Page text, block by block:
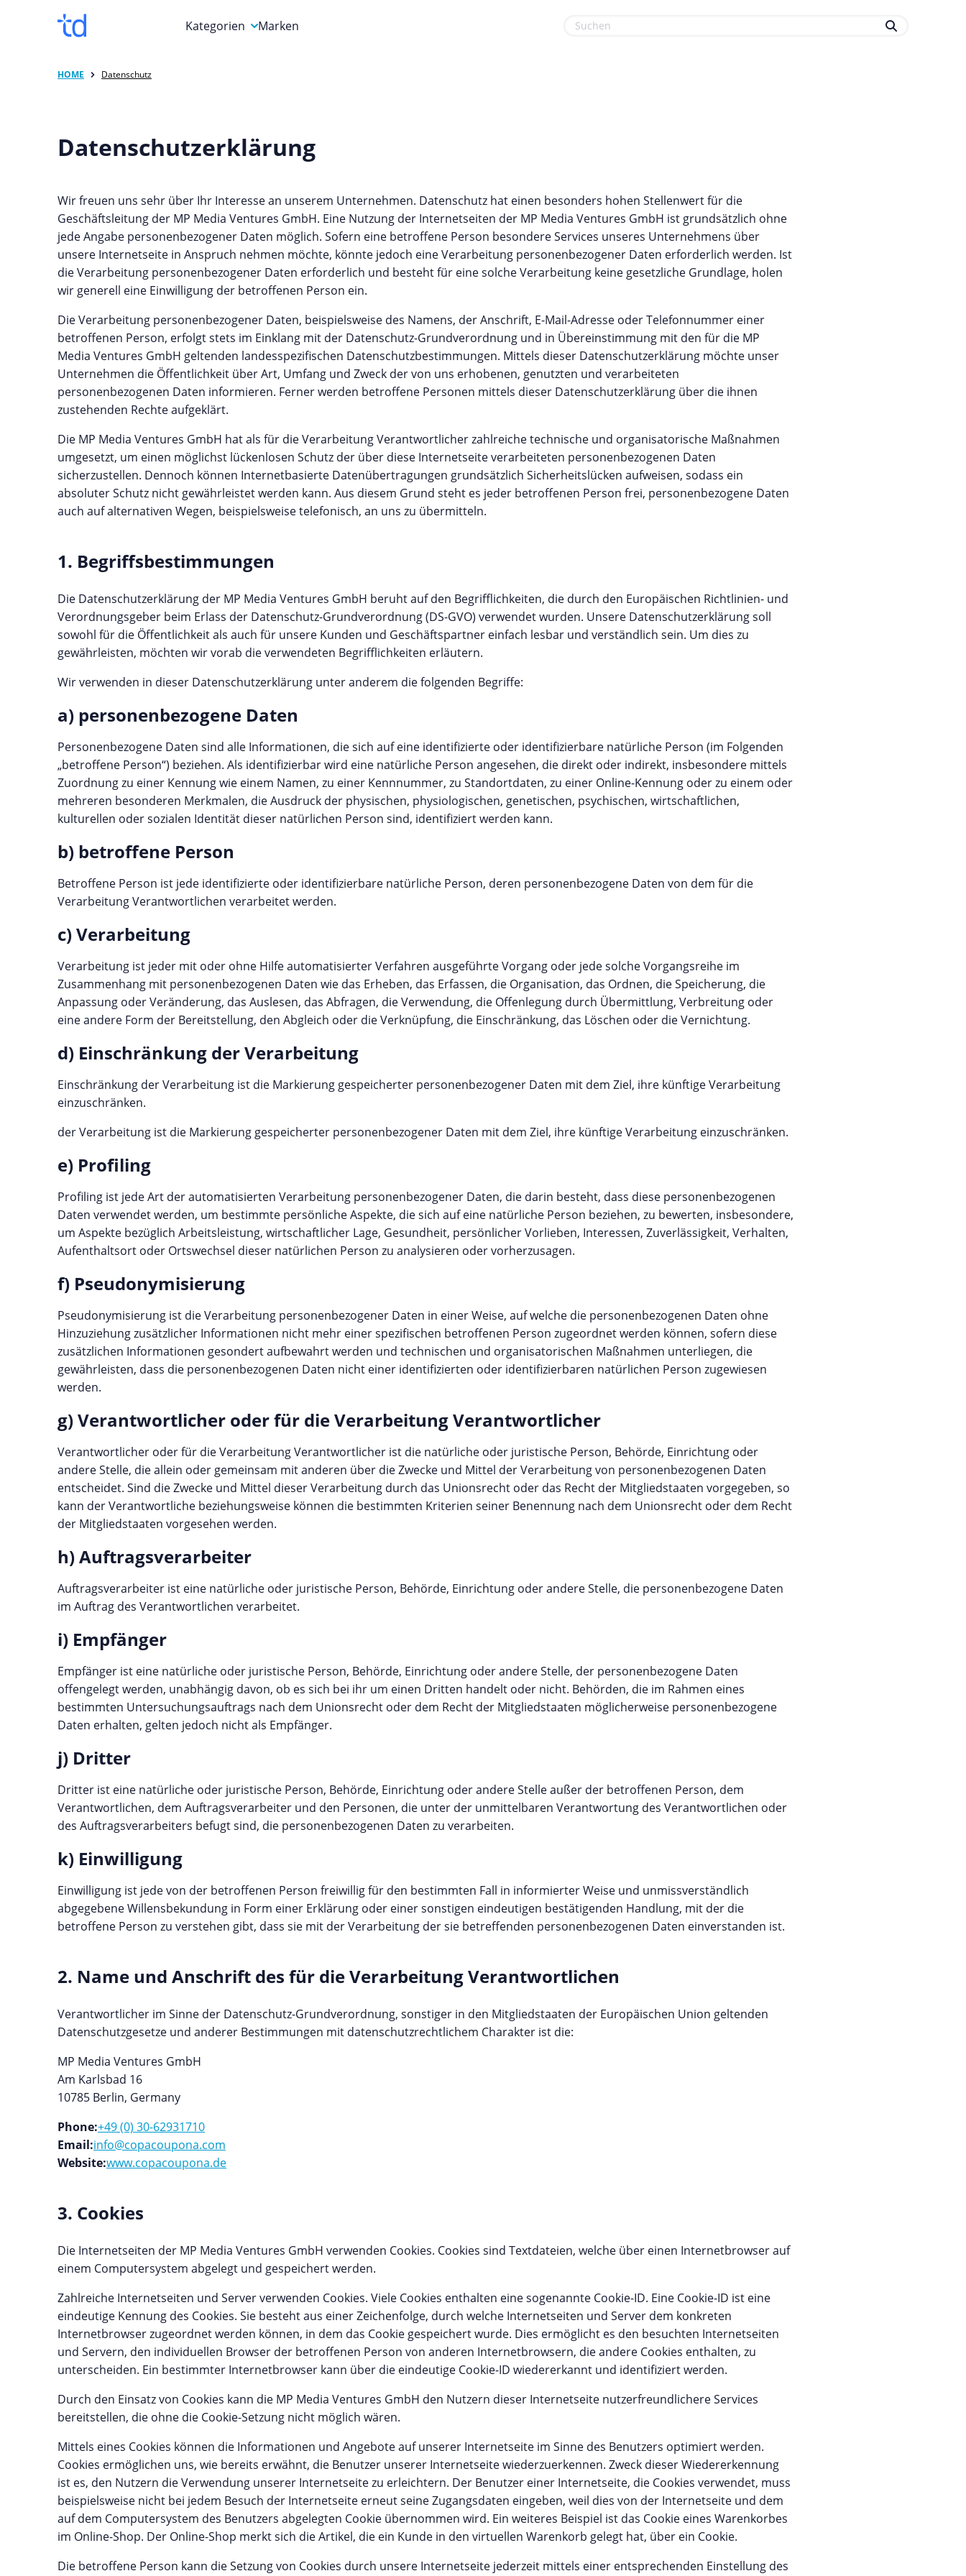
Kategorien
Computer & Elektronik
Essen & Trinken
Foto, Druck & Büro
Shopping
Sonstiges
Marken
HOME Datenschutz
Datenschutzerklärung
Wir freuen uns sehr über Ihr Interesse an unserem Unternehmen. Datenschutz hat einen besonders hohen Stellenwert für die
Geschäftsleitung der MP Media Ventures GmbH. Eine Nutzung der Internetseiten der MP Media Ventures GmbH ist grundsätzlich ohne
jede Angabe personenbezogener Daten möglich. Sofern eine betroffene Person besondere Services unseres Unternehmens über
unsere Internetseite in Anspruch nehmen möchte, könnte jedoch eine Verarbeitung personenbezogener Daten erforderlich werden. Ist
die Verarbeitung personenbezogener Daten erforderlich und besteht für eine solche Verarbeitung keine gesetzliche Grundlage, holen
wir generell eine Einwilligung der betroffenen Person ein.
Die Verarbeitung personenbezogener Daten, beispielsweise des Namens, der Anschrift, E-Mail-Adresse oder Telefonnummer einer
betroffenen Person, erfolgt stets im Einklang mit der Datenschutz-Grundverordnung und in Übereinstimmung mit den für die MP
Media Ventures GmbH geltenden landesspezifischen Datenschutzbestimmungen. Mittels dieser Datenschutzerklärung möchte unser
Unternehmen die Öffentlichkeit über Art, Umfang und Zweck der von uns erhobenen, genutzten und verarbeiteten
personenbezogenen Daten informieren. Ferner werden betroffene Personen mittels dieser Datenschutzerklärung über die ihnen
zustehenden Rechte aufgeklärt.
Die MP Media Ventures GmbH hat als für die Verarbeitung Verantwortlicher zahlreiche technische und organisatorische Maßnahmen
umgesetzt, um einen möglichst lückenlosen Schutz der über diese Internetseite verarbeiteten personenbezogenen Daten
sicherzustellen. Dennoch können Internetbasierte Datenübertragungen grundsätzlich Sicherheitslücken aufweisen, sodass ein
absoluter Schutz nicht gewährleistet werden kann. Aus diesem Grund steht es jeder betroffenen Person frei, personenbezogene Daten
auch auf alternativen Wegen, beispielsweise telefonisch, an uns zu übermitteln.
1. Begriffsbestimmungen
Die Datenschutzerklärung der MP Media Ventures GmbH beruht auf den Begrifflichkeiten, die durch den Europäischen Richtlinien- und
Verordnungsgeber beim Erlass der Datenschutz-Grundverordnung (DS-GVO) verwendet wurden. Unsere Datenschutzerklärung soll
sowohl für die Öffentlichkeit als auch für unsere Kunden und Geschäftspartner einfach lesbar und verständlich sein. Um dies zu
gewährleisten, möchten wir vorab die verwendeten Begrifflichkeiten erläutern.
Wir verwenden in dieser Datenschutzerklärung unter anderem die folgenden Begriffe:
a) personenbezogene Daten
Personenbezogene Daten sind alle Informationen, die sich auf eine identifizierte oder identifizierbare natürliche Person (im Folgenden
„betroffene Person“) beziehen. Als identifizierbar wird eine natürliche Person angesehen, die direkt oder indirekt, insbesondere mittels
Zuordnung zu einer Kennung wie einem Namen, zu einer Kennnummer, zu Standortdaten, zu einer Online-Kennung oder zu einem oder
mehreren besonderen Merkmalen, die Ausdruck der physischen, physiologischen, genetischen, psychischen, wirtschaftlichen,
kulturellen oder sozialen Identität dieser natürlichen Person sind, identifiziert werden kann.
b) betroffene Person
Betroffene Person ist jede identifizierte oder identifizierbare natürliche Person, deren personenbezogene Daten von dem für die
Verarbeitung Verantwortlichen verarbeitet werden.
c) Verarbeitung
Verarbeitung ist jeder mit oder ohne Hilfe automatisierter Verfahren ausgeführte Vorgang oder jede solche Vorgangsreihe im
Zusammenhang mit personenbezogenen Daten wie das Erheben, das Erfassen, die Organisation, das Ordnen, die Speicherung, die
Anpassung oder Veränderung, das Auslesen, das Abfragen, die Verwendung, die Offenlegung durch Übermittlung, Verbreitung oder
eine andere Form der Bereitstellung, den Abgleich oder die Verknüpfung, die Einschränkung, das Löschen oder die Vernichtung.
d) Einschränkung der Verarbeitung
Einschränkung der Verarbeitung ist die Markierung gespeicherter personenbezogener Daten mit dem Ziel, ihre künftige Verarbeitung
einzuschränken.
der Verarbeitung ist die Markierung gespeicherter personenbezogener Daten mit dem Ziel, ihre künftige Verarbeitung einzuschränken.
e) Profiling
Profiling ist jede Art der automatisierten Verarbeitung personenbezogener Daten, die darin besteht, dass diese personenbezogenen
Daten verwendet werden, um bestimmte persönliche Aspekte, die sich auf eine natürliche Person beziehen, zu bewerten, insbesondere,
um Aspekte bezüglich Arbeitsleistung, wirtschaftlicher Lage, Gesundheit, persönlicher Vorlieben, Interessen, Zuverlässigkeit, Verhalten,
Aufenthaltsort oder Ortswechsel dieser natürlichen Person zu analysieren oder vorherzusagen.
f) Pseudonymisierung
Pseudonymisierung ist die Verarbeitung personenbezogener Daten in einer Weise, auf welche die personenbezogenen Daten ohne
Hinzuziehung zusätzlicher Informationen nicht mehr einer spezifischen betroffenen Person zugeordnet werden können, sofern diese
zusätzlichen Informationen gesondert aufbewahrt werden und technischen und organisatorischen Maßnahmen unterliegen, die
gewährleisten, dass die personenbezogenen Daten nicht einer identifizierten oder identifizierbaren natürlichen Person zugewiesen
werden.
g) Verantwortlicher oder für die Verarbeitung Verantwortlicher
Verantwortlicher oder für die Verarbeitung Verantwortlicher ist die natürliche oder juristische Person, Behörde, Einrichtung oder
andere Stelle, die allein oder gemeinsam mit anderen über die Zwecke und Mittel der Verarbeitung von personenbezogenen Daten
entscheidet. Sind die Zwecke und Mittel dieser Verarbeitung durch das Unionsrecht oder das Recht der Mitgliedstaaten vorgegeben, so
kann der Verantwortliche beziehungsweise können die bestimmten Kriterien seiner Benennung nach dem Unionsrecht oder dem Recht
der Mitgliedstaaten vorgesehen werden.
h) Auftragsverarbeiter
Auftragsverarbeiter ist eine natürliche oder juristische Person, Behörde, Einrichtung oder andere Stelle, die personenbezogene Daten
im Auftrag des Verantwortlichen verarbeitet.
i) Empfänger
Empfänger ist eine natürliche oder juristische Person, Behörde, Einrichtung oder andere Stelle, der personenbezogene Daten
offengelegt werden, unabhängig davon, ob es sich bei ihr um einen Dritten handelt oder nicht. Behörden, die im Rahmen eines
bestimmten Untersuchungsauftrags nach dem Unionsrecht oder dem Recht der Mitgliedstaaten möglicherweise personenbezogene
Daten erhalten, gelten jedoch nicht als Empfänger.
j) Dritter
Dritter ist eine natürliche oder juristische Person, Behörde, Einrichtung oder andere Stelle außer der betroffenen Person, dem
Verantwortlichen, dem Auftragsverarbeiter und den Personen, die unter der unmittelbaren Verantwortung des Verantwortlichen oder
des Auftragsverarbeiters befugt sind, die personenbezogenen Daten zu verarbeiten.
k) Einwilligung
Einwilligung ist jede von der betroffenen Person freiwillig für den bestimmten Fall in informierter Weise und unmissverständlich
abgegebene Willensbekundung in Form einer Erklärung oder einer sonstigen eindeutigen bestätigenden Handlung, mit der die
betroffene Person zu verstehen gibt, dass sie mit der Verarbeitung der sie betreffenden personenbezogenen Daten einverstanden ist.
2. Name und Anschrift des für die Verarbeitung Verantwortlichen
Verantwortlicher im Sinne der Datenschutz-Grundverordnung, sonstiger in den Mitgliedstaaten der Europäischen Union geltenden
Datenschutzgesetze und anderer Bestimmungen mit datenschutzrechtlichem Charakter ist die:
MP Media Ventures GmbH
Am Karlsbad 16
10785 Berlin, Germany
Phone:+49 (0) 30-62931710
Email:info@copacoupona.com
Website:www.copacoupona.de
3. Cookies
Die Internetseiten der MP Media Ventures GmbH verwenden Cookies. Cookies sind Textdateien, welche über einen Internetbrowser auf
einem Computersystem abgelegt und gespeichert werden.
Zahlreiche Internetseiten und Server verwenden Cookies. Viele Cookies enthalten eine sogenannte Cookie-ID. Eine Cookie-ID ist eine
eindeutige Kennung des Cookies. Sie besteht aus einer Zeichenfolge, durch welche Internetseiten und Server dem konkreten
Internetbrowser zugeordnet werden können, in dem das Cookie gespeichert wurde. Dies ermöglicht es den besuchten Internetseiten
und Servern, den individuellen Browser der betroffenen Person von anderen Internetbrowsern, die andere Cookies enthalten, zu
unterscheiden. Ein bestimmter Internetbrowser kann über die eindeutige Cookie-ID wiedererkannt und identifiziert werden.
Durch den Einsatz von Cookies kann die MP Media Ventures GmbH den Nutzern dieser Internetseite nutzerfreundlichere Services
bereitstellen, die ohne die Cookie-Setzung nicht möglich wären.
Mittels eines Cookies können die Informationen und Angebote auf unserer Internetseite im Sinne des Benutzers optimiert werden.
Cookies ermöglichen uns, wie bereits erwähnt, die Benutzer unserer Internetseite wiederzuerkennen. Zweck dieser Wiedererkennung
ist es, den Nutzern die Verwendung unserer Internetseite zu erleichtern. Der Benutzer einer Internetseite, die Cookies verwendet, muss
beispielsweise nicht bei jedem Besuch der Internetseite erneut seine Zugangsdaten eingeben, weil dies von der Internetseite und dem
auf dem Computersystem des Benutzers abgelegten Cookie übernommen wird. Ein weiteres Beispiel ist das Cookie eines Warenkorbes
im Online-Shop. Der Online-Shop merkt sich die Artikel, die ein Kunde in den virtuellen Warenkorb gelegt hat, über ein Cookie.
Die betroffene Person kann die Setzung von Cookies durch unsere Internetseite jederzeit mittels einer entsprechenden Einstellung des